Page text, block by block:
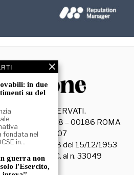
I DIRITTI RISERVATI.
Capranica, 78 – 00186 ROMA
IVA 15045971007
di Roma n. 3628 del 15/12/1953
iscritta al R.O.C. al n. 33049
in due
su del
fondata nel
in…
guerra non
l’Esercito,